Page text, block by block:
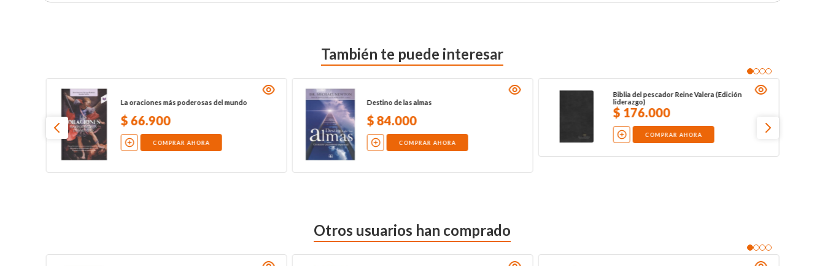
También te puede interesar
La oraciones más poderosas del mundo
$66.900
COMPRAR AHORA
Destino de las almas
$84.000
COMPRAR AHORA
Biblia del pescador Reine Valera (Edición
liderazgo)
$ 176.000
COMPRAR AHORA
Otros usuarios han comprado